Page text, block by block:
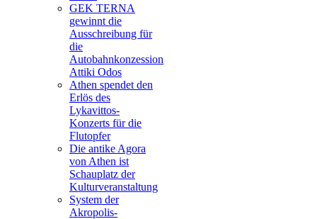
GEK TERNA
gewinnt die
Ausschreibung für
die
Autobahnkonzession
Attiki Odos
Athen spendet den
Erlös des
Lykavittos-
Konzerts für die
Flutopfer
Die antike Agora
von Athen ist
Schauplatz der
Kulturveranstaltung
System der
Akropolis-